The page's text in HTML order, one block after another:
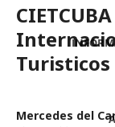
Turisticos
Mercedes del